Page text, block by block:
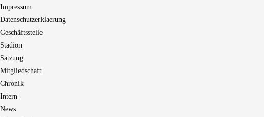
Impressum
Datenschutzerklaerung
Geschäftsstelle
Stadion
Satzung
Mitgliedschaft
Chronik
Intern
News